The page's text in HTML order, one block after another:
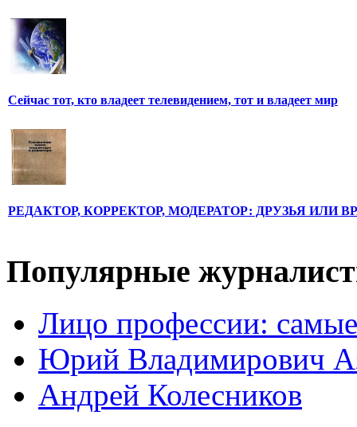
Сейчас тот, кто владеет телевидением, тот и владеет мир
РЕДАКТОР, КОРРЕКТОР, МОДЕРАТОР: ДРУЗЬЯ ИЛИ
Популярные
Лицо профессии:
Юрий Владимирович
Андрей Колесников